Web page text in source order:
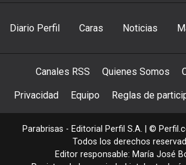
Diario Perfil Caras Noticias
Canales RSS Quienes Somos
Privacidad Equipo Reglas de
Parabrisas - Editorial Perfil S.A. | ©
Todos los derechos
Editor responsable: María José